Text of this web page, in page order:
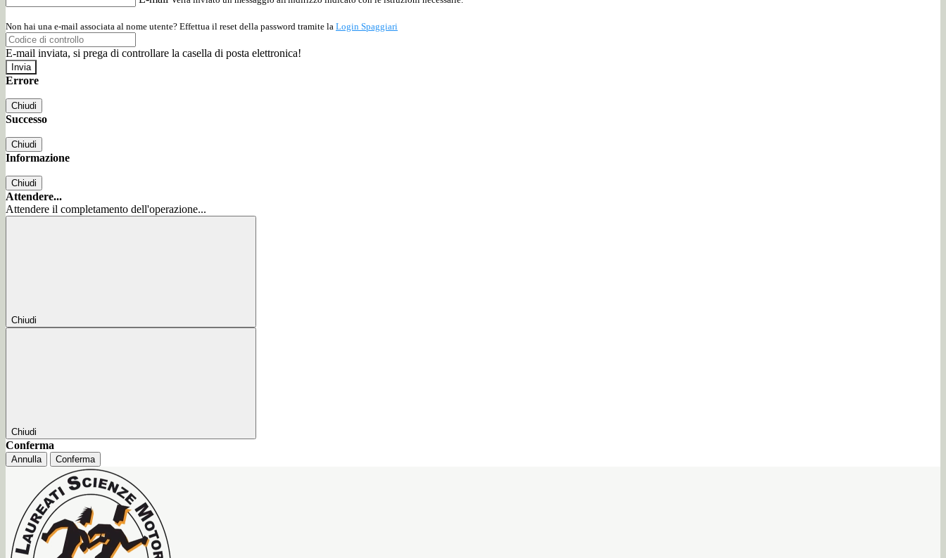
Non hai una e-mail associata al nome utente? Effettua il reset della password tramite la Login Spaggiari
E-mail inviata, si prega di controllare la casella di posta elettronica!
Errore
Chiudi
Successo
Chiudi
Informazione
Chiudi
Attendere...
Attendere il completamento dell'operazione...
Chiudi
Chiudi
Conferma
Annulla Conferma